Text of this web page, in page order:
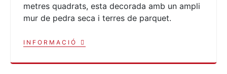
metres quadrats, esta decorada amb un ampli
mur de pedra seca i terres de parquet.
INFORMACIÓ